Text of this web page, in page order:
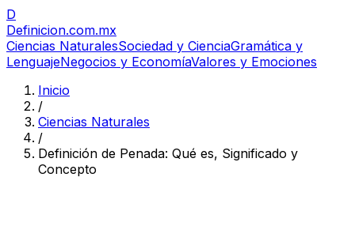
D
Definicion.com.mx
Ciencias NaturalesSociedad y CienciaGramática y
LenguajeNegocios y EconomíaValores y Emociones
Inicio
/
Ciencias Naturales
/
Definición de Penada: Qué es, Significado y
Concepto